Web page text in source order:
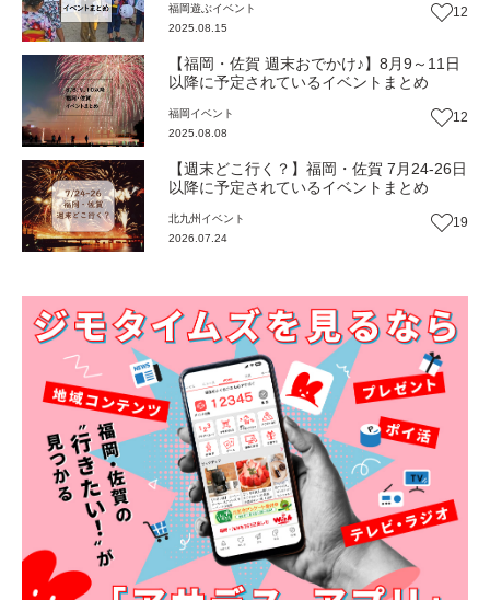
福岡遊ぶイベント
2025.08.15
12
【福岡・佐賀 週末おでかけ♪】8月9～11日
以降に予定されているイベントまとめ
福岡 イベント
2025.08.08
12
【週末どこ行く？】福岡・佐賀 7月24-26日
以降に予定されているイベントまとめ
北九州 イベント
2026.07.24
19